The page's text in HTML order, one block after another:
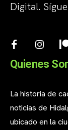
Digital.
Quienes
La historia de
noticias de
ubicado en la